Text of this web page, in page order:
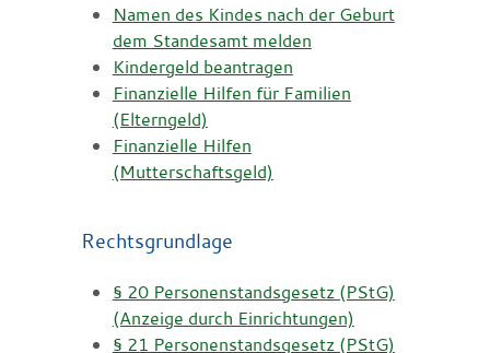
Namen des Kindes nach der Geburt
dem Standesamt melden
Kindergeld beantragen
Finanzielle Hilfen für Familien
(Elterngeld)
Finanzielle Hilfen
(Mutterschaftsgeld)
Rechtsgrundlage
§ 20 Personenstandsgesetz (PStG)
(Anzeige durch Einrichtungen)
§ 21 Personenstandsgesetz (PStG)